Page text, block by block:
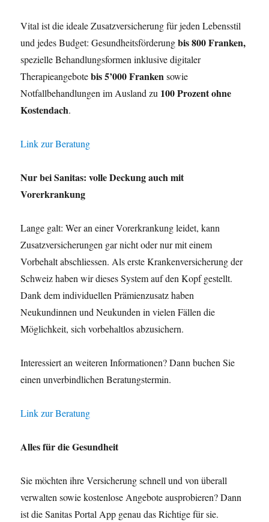
Vital ist die ideale Zusatzversicherung für jeden Lebensstil
und jedes Budget: Gesundheitsförderungbis 800 Franken,
spezielle Behandlungsformen inklusive digitaler
Therapieangebotebis 5’000 Frankensowie
Notfallbehandlungen im Ausland zu 100 Prozent ohne
Kostendach.
Link zur Beratung
Nur bei Sanitas: volle Deckung auch mit
Vorerkrankung
Lange galt: Wer an einer Vorerkrankung leidet, kann
Zusatzversicherungen gar nicht oder nur mit einem
Vorbehalt abschliessen. Als erste Krankenversicherung der
Schweiz haben wir dieses System auf den Kopf gestellt.
Dank dem individuellen Prämienzusatz haben
Neukundinnen und Neukunden in vielen Fällen die
Möglichkeit, sich vorbehaltlos abzusichern.
Interessiert an weiteren Informationen? Dann buchen Sie
einen unverbindlichen Beratungstermin.
Link zur Beratung
Alles für die Gesundheit
Sie möchten ihre Versicherung schnell und von überall
verwalten sowie kostenlose Angebote ausprobieren? Dann
ist die Sanitas Portal App genau das Richtige für sie.